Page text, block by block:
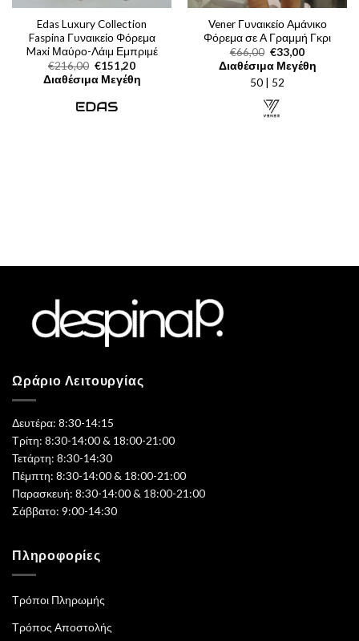
Edas Luxury Collection
Faspina Γυναικείο Φόρεμα
Maxi Μαύρο-Λάιμ Εμπριμέ
€216,00 Original
price
was:
€151,20Η
τρέχουσα
τιμή
Διαθέσιμα Μεγέθη
Vener Γυναικείο Αμάνικο
Φόρεμα σε Α Γραμμή Γκρι
€66,00 Original
price
was:
€66,00.
€33,00Η
τρέχουσα
τιμή
Διαθέσιμα Μεγέθη
50 | 52
Ωράριο Λειτουργίας
Δευτέρα: 8:30-14:15
Τρίτη: 8:30-14:00 & 18:00-21:00
Τετάρτη: 8:30-14:30
Πέμπτη: 8:30-14:00 & 18:00-21:00
Παρασκευή: 8:30-14:00 & 18:00-21:00
Σάββατο: 9:00-14:30
Πληροφορίες
Τρόποι Πληρωμής
Τρόπος Αποστολής